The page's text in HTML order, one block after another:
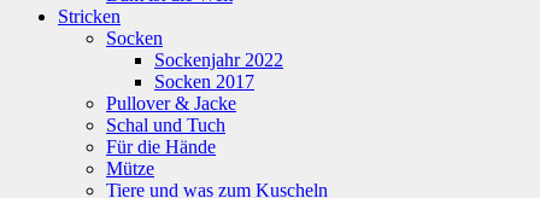
Stricken
Socken
Sockenjahr 2022
Socken 2017
Pullover & Jacke
Schal und Tuch
Für die Hände
Mütze
Tiere und was zum Kuscheln